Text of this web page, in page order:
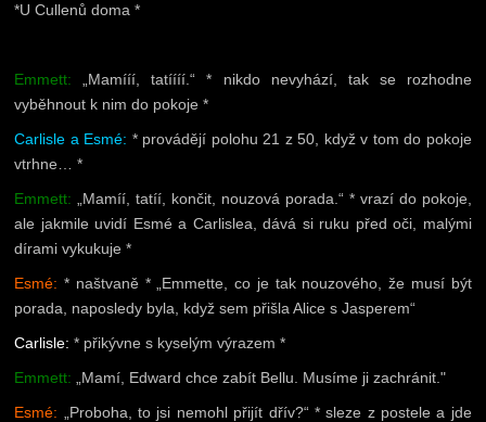
*U Cullenů doma *
Emmett:
„Mamííí, tatíííí.“ * nikdo nevyhází, tak se rozhodne
vyběhnout k nim do pokoje *
Carlisle a Esmé: * provádějí polohu 21 z 50, když v tom do pokoje
vtrhne… *
Emmett:
„Mamíí, tatíí, končit, nouzová porada.“ * vrazí do pokoje,
ale jakmile uvidí Esmé a Carlislea, dává si ruku před oči, malými
dírami vykukuje *
Esmé: * naštvaně * „Emmette, co je tak nouzového, že musí být
porada, naposledy byla, když sem přišla Alice s Jasperem“
Carlisle: * přikývne s kyselým výrazem *
Emmett: „Mamí, Edward chce zabít Bellu. Musíme ji zachránit."
Esmé: „Proboha, to jsi nemohl přijít dřív?“ * sleze z postele a jde